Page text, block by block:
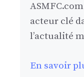
acteur clé
l’actualité
En savoir